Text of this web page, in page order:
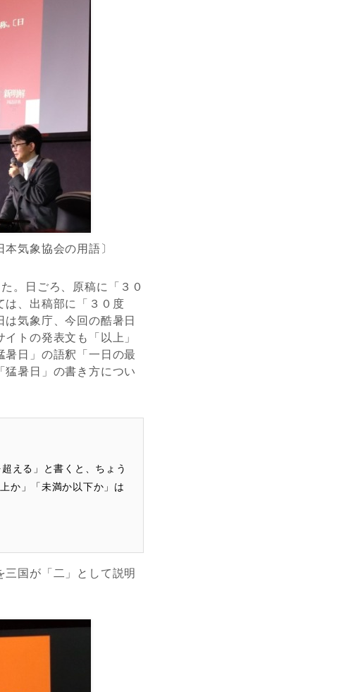
気象協会の用語〕
。日ごろ、原稿に「３０
は、出稿部に「３０度
は気象庁、今回の酷暑日
トの発表文も「以上」
日」の語釈「一日の最
暑日」の書き方につい
える」と書くと、ちょう
か」「未満か以下か」は
国が「二」として説明